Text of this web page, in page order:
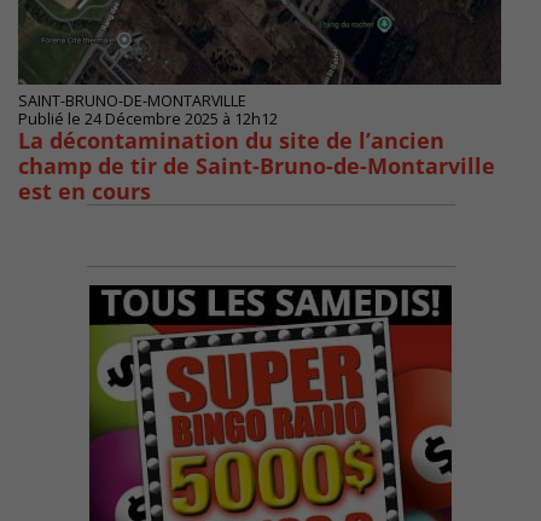
SAINT-BRUNO-DE-MONTARVILLE
Publié le 24 Décembre 2025 à 12h12
La décontamination du site de l’ancien
champ de tir de Saint-Bruno-de-Montarville
est en cours